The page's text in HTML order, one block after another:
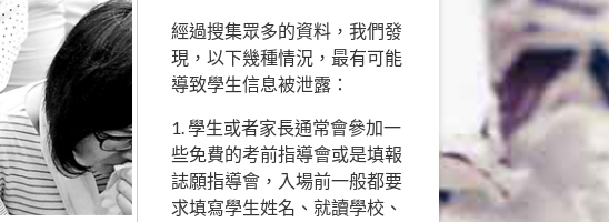
經過搜集眾多的資料，我們發
現，以下幾種情況，最有可能
導致學生信息被泄露：
1. 學生或者家長通常會參加一
些免費的考前指導會或是填報
誌願指導會，入場前一般都要
求填寫學生姓名、就讀學校、